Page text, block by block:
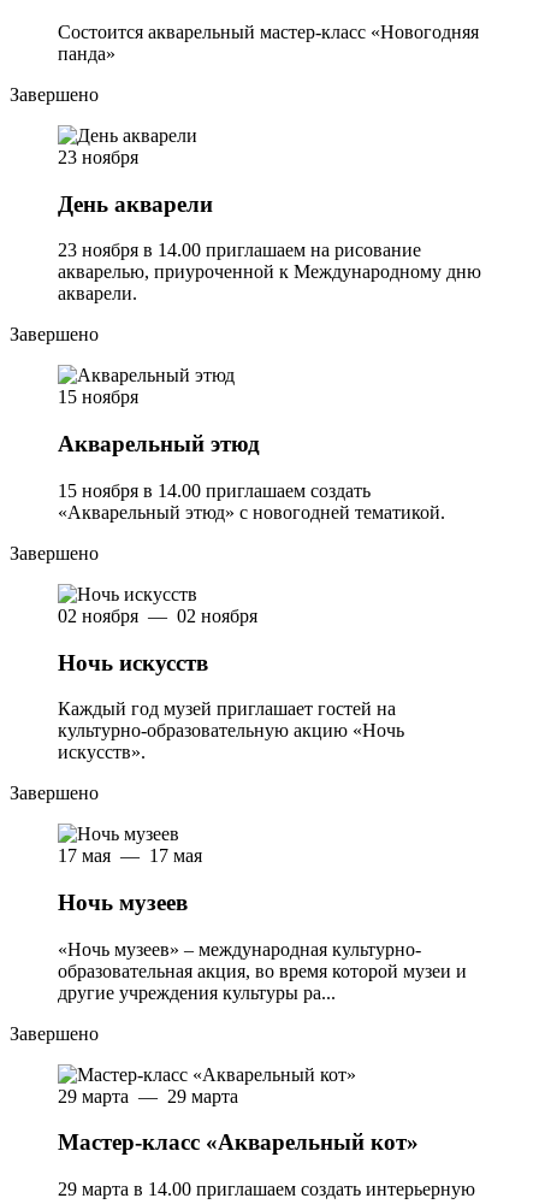
Состоится акварельный мастер-класс «Новогодняя
панда»
Завершено
23 ноября
День акварели
23 ноября в 14.00 приглашаем на рисование
акварелью, приуроченной к Международному дню
акварели.
Завершено
15 ноября
Акварельный этюд
15 ноября в 14.00 приглашаем создать
«Акварельный этюд» с новогодней тематикой.
Завершено
02 ноября — 02 ноября
Ночь искусств
Каждый год музей приглашает гостей на
культурно-образовательную акцию «Ночь
искусств».
Завершено
17 мая — 17 мая
Ночь музеев
«Ночь музеев» – международная культурно-
образовательная акция, во время которой музеи и
другие учреждения культуры ра...
Завершено
29 марта — 29 марта
Мастер-класс «Акварельный кот»
29 марта в 14.00 приглашаем создать интерьерную